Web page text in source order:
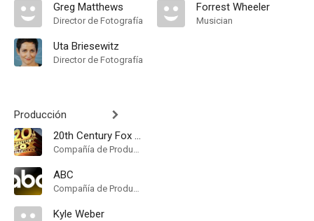
Greg Matthews
Director de Fotografía
Uta Briesewitz
Director de Fotografía
Producción
20th Century Fox Television
Compañía de Produccion
ABC
Compañía de Produccion
Kyle Weber
Forrest Wheeler
Musician